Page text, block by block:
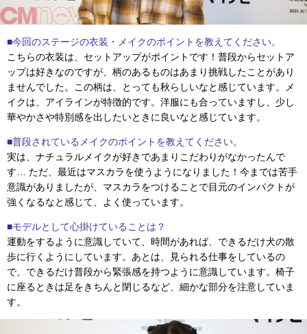
■今回のステージの衣装・メイクのポイントを教えてください。
こちらの衣装は、セットアップがポイントです！普段からセットア
ップは好きなのですが、柄のあるものはあまり挑戦したことがあり
ませんでした。この柄は、とっても秋らしいなと感じています。メ
イクは、アイラインが特徴的です。洋服にも合っていますし、少し
華やかさや特別感を出したいときに良いなと感じています。
■普段されているメイクのポイントを教えてください。
実は、ナチュラルメイクが好きであまりこだわりがなかったんで
す… ただ、最近はマスカラを使うようになりました！今までは苦手
意識がありましたが、マスカラをつけることで目元のインパクトが
強くなるなと感じて、よく使っています。
■モデルとして心掛けていることは？
運動をするように意識していて、時間があれば、できるだけ犬の散
歩に行くようにしています。あとは、見られる仕事をしているの
で、できるだけ普段から緊張感を持つように意識しています。椅子
に座るときは足をきちんと閉じるなど、細かな部分を注意していま
す。